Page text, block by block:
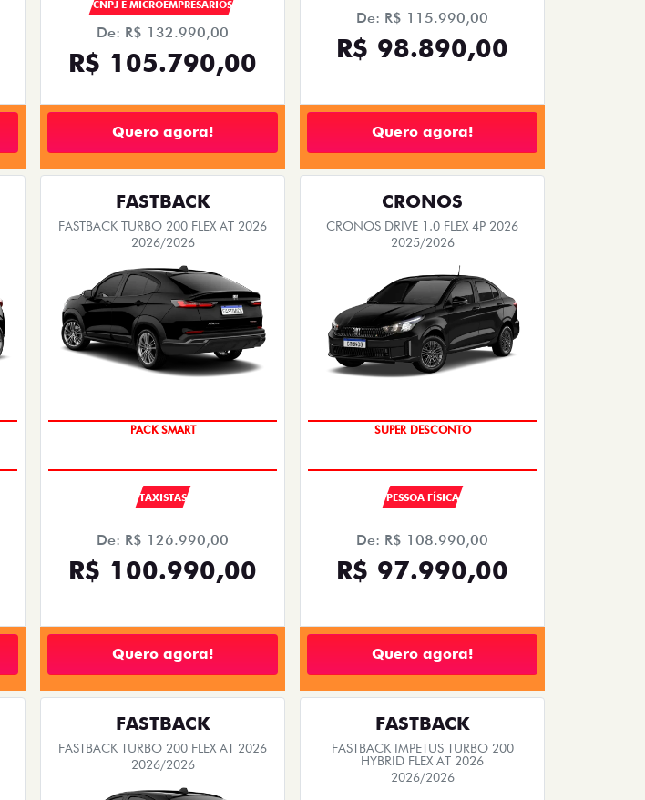
CNPJ E MICROEMPRESÁRIOS
De: R$ 132.990,00
R$ 105.790,00
Quero agora!
De: R$ 115.990,00
R$ 98.890,00
Quero agora!
FASTBACK
FASTBACK TURBO 200 FLEX AT 2026
2026/2026
PACK SMART
TAXISTAS
De: R$ 126.990,00
R$ 100.990,00
Quero agora!
CRONOS
CRONOS DRIVE 1.0 FLEX 4P 2026
2025/2026
PESSOA FÍSICA
De: R$ 108.990,00
R$ 97.990,00
Quero agora!
FASTBACK
FASTBACK TURBO 200 FLEX AT 2026
2026/2026
FASTBACK
FASTBACK IMPETUS TURBO 200
HYBRID FLEX AT 2026
2026/2026